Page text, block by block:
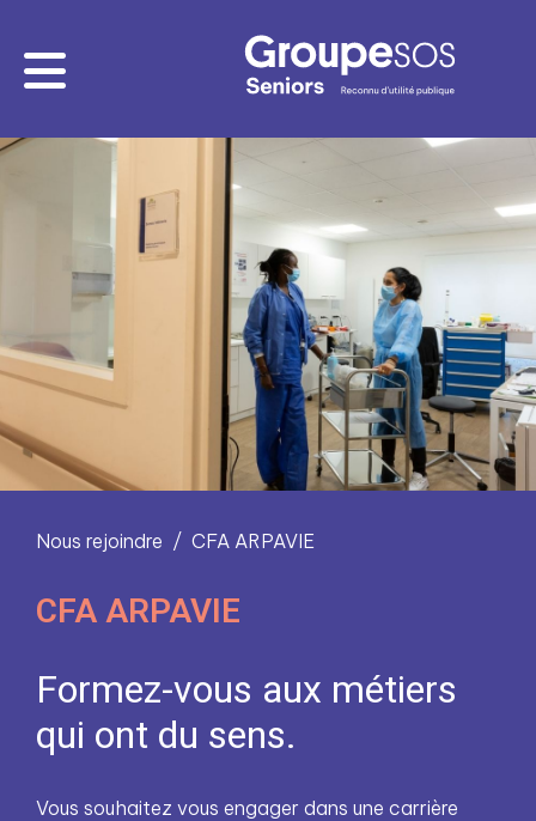
Nous rejoindre CFA ARPAVIE
CFA ARPAVIE
Formez-vous aux métiers
qui ont du sens.
Vous souhaitez vous engager dans une carrière